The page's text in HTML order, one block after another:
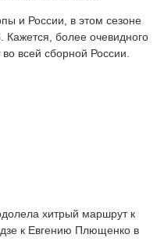
и России, в этом сезоне
Кажется, более очевидного
всей сборной России.
хитрый маршрут к
к Евгению Плющенко в